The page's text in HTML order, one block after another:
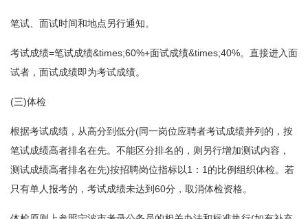
笔试、面试时间和地点另行通知。
考试成绩=笔试成绩&times;60%+面试成绩&times;40%。直接进入面
试者，面试成绩即为考试成绩。
(三)体检
根据考试成绩，从高分到低分(同一岗位应聘者考试成绩并列的，按
笔试成绩高者排名在先。不能区分排名的，则另行增加测试内容，
测试成绩高者排名在先)按招聘岗位指标以1：1的比例组织体检。若
只有单人报考的，考试成绩未达到60分，取消体检资格。